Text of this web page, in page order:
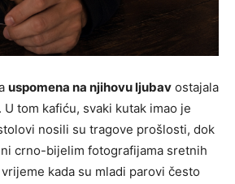
uspomena na njihovu ljubav ostajala
tom kafiću, svaki kutak imao je
nosili su tragove prošlosti, dok
crno-bijelim fotografijama sretnih
kada su mladi parovi često